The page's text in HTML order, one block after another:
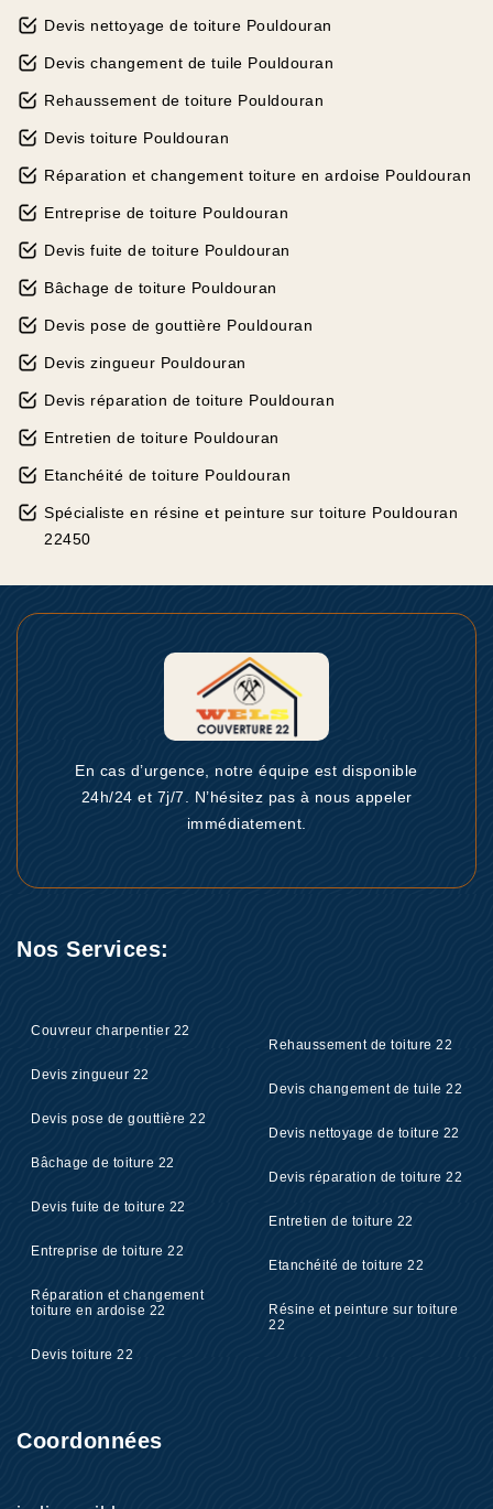
Devis nettoyage de toiture Pouldouran
Devis changement de tuile Pouldouran
Rehaussement de toiture Pouldouran
Devis toiture Pouldouran
Réparation et changement toiture en ardoise Pouldouran
Entreprise de toiture Pouldouran
Devis fuite de toiture Pouldouran
Bâchage de toiture Pouldouran
Devis pose de gouttière Pouldouran
Devis zingueur Pouldouran
Devis réparation de toiture Pouldouran
Entretien de toiture Pouldouran
Etanchéité de toiture Pouldouran
Spécialiste en résine et peinture sur toiture Pouldouran
22450
En cas d’urgence, notre équipe est disponible
24h/24 et 7j/7. N’hésitez pas à nous appeler
immédiatement.
Nos Services:
Couvreur charpentier 22
Devis zingueur 22
Devis pose de gouttière 22
Bâchage de toiture 22
Devis fuite de toiture 22
Entreprise de toiture 22
Réparation et changement
toiture en ardoise 22
Devis toiture 22
Rehaussement de toiture 22
Devis changement de tuile 22
Devis nettoyage de toiture 22
Devis réparation de toiture 22
Entretien de toiture 22
Etanchéité de toiture 22
Résine et peinture sur toiture
22
Coordonnées